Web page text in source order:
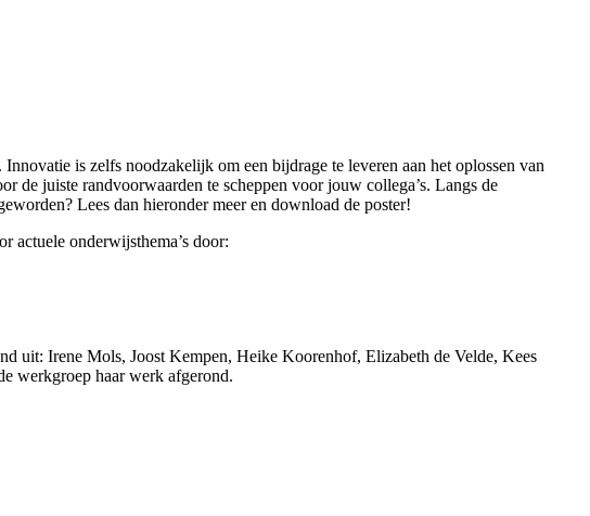
is zelfs noodzakelijk om een bijdrage te leveren aan het oplossen van
de juiste randvoorwaarden te scheppen voor jouw collega’s. Langs de
Lees dan hieronder meer en download de poster!
actuele onderwijsthema’s door:
uit: Irene Mols, Joost Kempen, Heike Koorenhof, Elizabeth de Velde, Kees
werkgroep haar werk afgerond.